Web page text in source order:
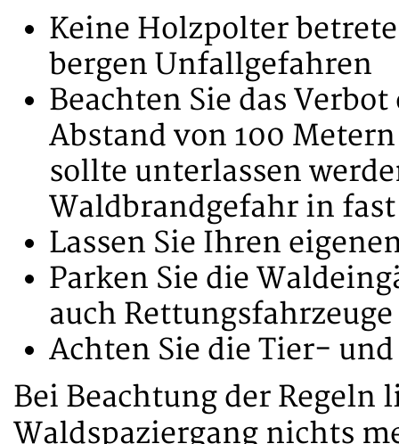
Keine Holzpolter
bergen Unfallgefahren
Beachten Sie das
Abstand von 100
sollte unterlassen
Waldbrandgefahr in
Lassen Sie Ihren
Parken Sie die
auch
Achten Sie die Tier-
Bei Beachtung der
Waldspaziergang nichts